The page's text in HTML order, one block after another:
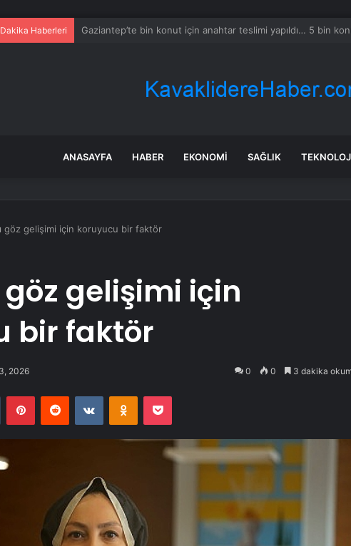
Haberleri Fransa’daki yangınlarda 4 itfaiye eri hayatını kaybetti
ANASAYFA HABER EKONOMI SAĞLIK
göz gelişimi için koruyucu bir faktör
göz gelişimi için
bir faktör
2026 0 0 3 dakika
Tumblr PinterestReddit VKontakteOdnoklassniki
Pocket